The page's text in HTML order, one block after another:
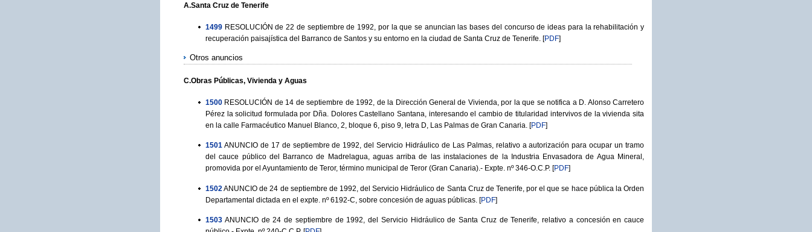
A.Santa Cruz de Tenerife
1499 RESOLUCIÓN de 22 de septiembre de 1992, por la que se anuncian las bases del concurso de ideas para la rehabilitación y
recuperación paisajística del Barranco de Santos y su entorno en la ciudad de Santa Cruz de Tenerife. [PDF]
Otros anuncios
C.Obras Públicas, Vivienda y Aguas
1500 RESOLUCIÓN de 14 de septiembre de 1992, de la Dirección General de Vivienda, por la que se notifica a D. Alonso Carretero
Pérez la solicitud formulada por Dña. Dolores Castellano Santana, interesando el cambio de titularidad intervivos de la vivienda sita
en la calle Farmacéutico Manuel Blanco, 2, bloque 6, piso 9, letra D, Las Palmas de Gran Canaria. [PDF]
1501 ANUNCIO de 17 de septiembre de 1992, del Servicio Hidráulico de Las Palmas, relativo a autorización para ocupar un tramo
del cauce público del Barranco de Madrelagua, aguas arriba de las instalaciones de la Industria Envasadora de Agua Mineral,
promovida por el Ayuntamiento de Teror, término municipal de Teror (Gran Canaria).- Expte. nº 346-O.C.P. [PDF]
1502ANUNCIO de 24 de septiembre de 1992, del Servicio Hidráulico de Santa Cruz de Tenerife, por el que se hace pública la Orden
Departamental dictada en el expte. nº 6192-C, sobre concesión de aguas públicas. [PDF]
1503 ANUNCIO de 24 de septiembre de 1992, del Servicio Hidráulico de Santa Cruz de Tenerife, relativo a concesión en cauce